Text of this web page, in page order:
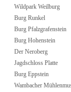
Wildpark Weilburg
Burg Runkel
Burg Pfalzgrafenstein
Burg Hohenstein
Der Neroberg
Jagdschloss Platte
Burg Eppstein
Wambacher